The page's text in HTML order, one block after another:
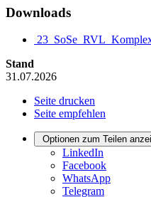
Downloads
Stand
31.07.2026
Seite drucken
Seite empfehlen
Optionen zum Teilen
LinkedIn
Facebook
WhatsApp
Telegram